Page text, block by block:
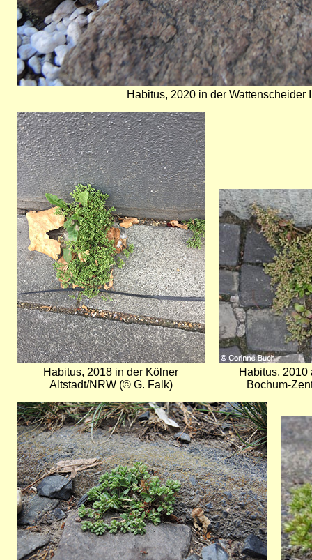
Habitus, 2020 in der Wattenscheider
Bild
Habitus, 2018 in der Kölner
Altstadt/NRW (© G. Falk)
Bild
Habitus, 2010
Bochum-
Bild
Bild